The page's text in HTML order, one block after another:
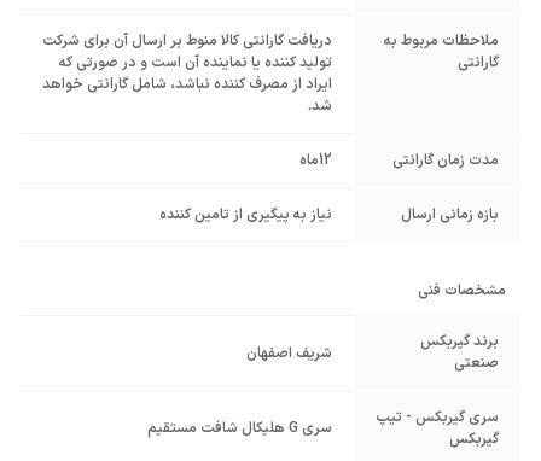
ملاحظات مربوط به
گارانتی
دریافت گارانتی کالا منوط بر ارسال آن برای شرکت
تولید کننده یا نماینده آن است و در صورتی که
ایراد از مصرف کننده نباشد، شامل گارانتی خواهد
شد.
مدت زمان گارانتی 12ماه
بازه زمانی ارسال نیاز به پیگیری از تامین کننده
مشخصات فنی
برند گیربکس
صنعتی
شریف اصفهان
سری گیربکس - تیپ
گیربکس
سری G هلیکال شافت مستقیم